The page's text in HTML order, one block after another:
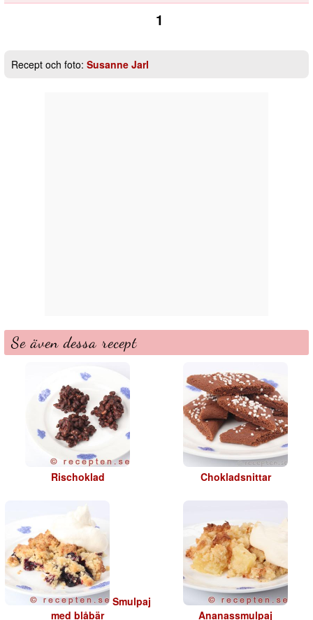
1
Recept och foto: Susanne Jarl
Se även dessa recept
Rischoklad Chokladsnittar
Smulpaj
med blåbär
Ananassmulpaj